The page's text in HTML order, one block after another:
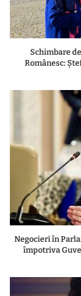
Schimbare
Românesc:
Negocieri în
împotriva